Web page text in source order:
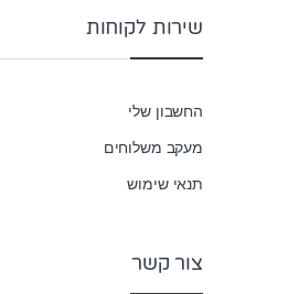
שירות לקוחות
החשבון שלי
מעקב משלוחים
תנאי שימוש
צור קשר